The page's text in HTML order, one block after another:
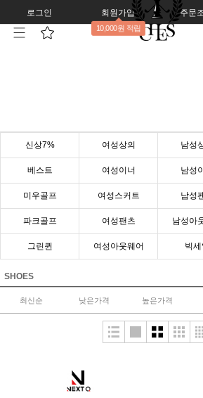
로그인 회원가입
10,000원 적립
주문
신상7% 여성상의 남성
베스트 여성이너 남성
미우골프 여성스커트 남성
파크골프 여성팬츠 남성아
그린퀸 여성아웃웨어 빅세
SHOES
최신순 낮은가격 높은가격